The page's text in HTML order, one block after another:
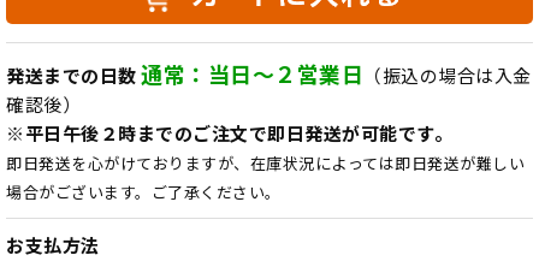
発送までの日数通常：当日～２営業日 （振込の場合は入金
確認後）
※平日午後２時までのご注文で即日発送が可能です。
即日発送を心がけておりますが、在庫状況によっては即日発送が難しい
場合がございます。ご了承ください。
お支払方法